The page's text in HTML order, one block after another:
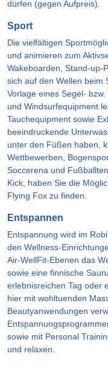
dürfen (gegen Aufpreis).
Sport
Die vielfältigen
und animieren zum
Wakeboarden, Stand-up-
sich auf den Wellen beim
Vorlage eines Segel-
und Windsurfequipment
Tauchequipment sowie
beeindruckende
unter den Füßen haben,
Wettbewerben,
Soccerena und
Kick, haben Sie die
Flying Fox zu finden.
Entspannen
Entspannung wird im
den Wellness-
Air-WellFit-Ebenen das
sowie eine finnische
erlebnisreichen Tag oder
hier mit wohltuenden
Beautyanwendungen
sowie mit Personal
und relaxen.